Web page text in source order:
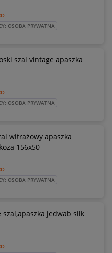
OSOBA PRYWATNA
szal vintage apaszka
OSOBA PRYWATNA
witrażowy apaszka
156x50
OSOBA PRYWATNA
szal,apaszka jedwab silk